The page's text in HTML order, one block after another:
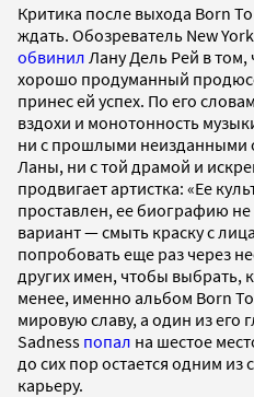
Критика после выхода Born
ждать. Обозреватель New
обвинил Лану Дель Рей в
хорошо продуманный
принес ей успех. По его
вздохи и монотонность
ни с прошлыми неизданными
Ланы, ни с той драмой и
продвигает артистка: «Ее
проставлен, ее биографию
вариант — смыть краску с
попробовать еще раз через
других имен, чтобы выбрать,
менее, именно альбом Born
мировую славу, а один из его
Sadness попал на шестое
до сих пор остается одним
карьеру.